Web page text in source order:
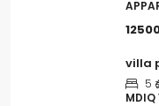
villa
5
MDIQ